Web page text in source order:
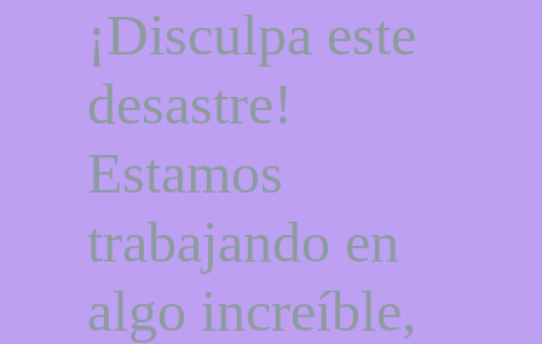
¡Disculpa este
desastre!
Estamos
trabajando en
algo increíble,